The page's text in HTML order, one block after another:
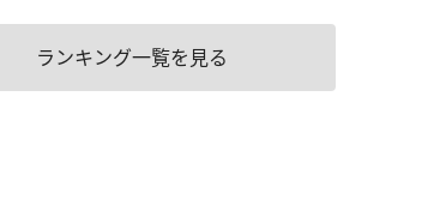
ランキング一覧を見る